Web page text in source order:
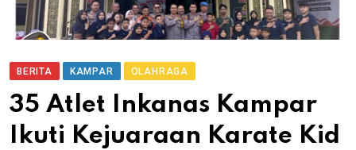
BERITA KAMPAR OLAHRAGA
35 Atlet Inkanas Kampar
Ikuti Kejuaraan Karate Kid